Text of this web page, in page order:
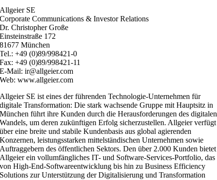
Allgeier SE
Corporate Communications & Investor Relations
Dr. Christopher Große
Einsteinstraße 172
81677 München
Tel.: +49 (0)89/998421-0
Fax: +49 (0)89/998421-11
E-Mail: ir@allgeier.com
Web: www.allgeier.com
Allgeier SE ist eines der führenden Technologie-Unternehmen für
digitale Transformation: Die stark wachsende Gruppe mit Hauptsitz in
München führt ihre Kunden durch die Herausforderungen des digitalen
Wandels, um deren zukünftigen Erfolg sicherzustellen. Allgeier verfügt
über eine breite und stabile Kundenbasis aus global agierenden
Konzernen, leistungsstarken mittelständischen Unternehmen sowie
Auftraggebern des öffentlichen Sektors. Den über 2.000 Kunden bietet
Allgeier ein vollumfängliches IT- und Software-Services-Portfolio, das
von High-End-Softwareentwicklung bis hin zu Business Efficiency
Solutions zur Unterstützung der Digitalisierung und Transformation